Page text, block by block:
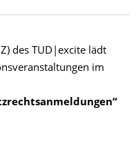
des TUD|excite lädt
im